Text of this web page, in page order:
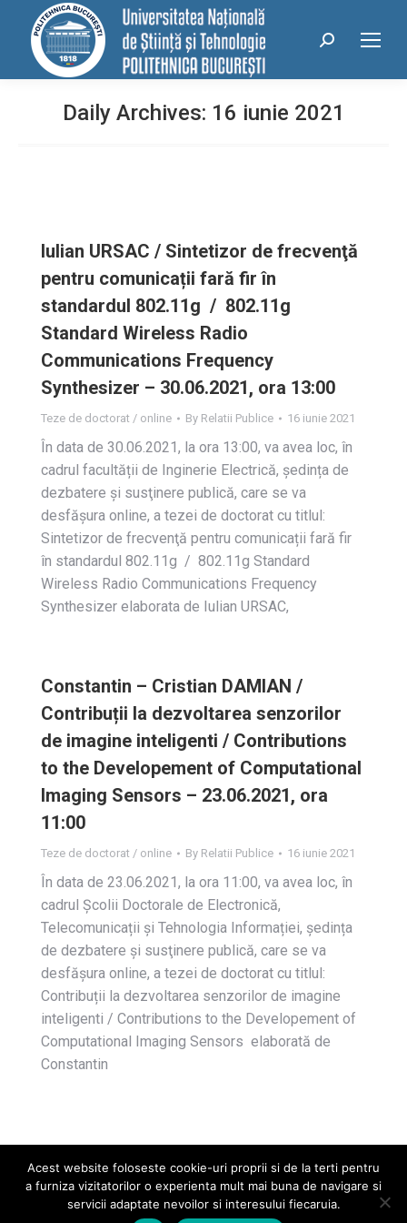
conținut
Search:
Daily Archives: 16 iunie 2021
Iulian URSAC / Sintetizor de frecvenţă
pentru comunicații fară fir în
standardul 802.11g / 802.11g
Standard Wireless Radio
Communications Frequency
Synthesizer – 30.06.2021, ora 13:00
Teze de doctorat / online By Relatii Publice 16 iunie 2021
În data de 30.06.2021, la ora 13:00, va avea loc, în
cadrul facultății de Inginerie Electrică, ședința de
dezbatere și susţinere publică, care se va
desfășura online, a tezei de doctorat cu titlul:
Sintetizor de frecvenţă pentru comunicații fară fir
în standardul 802.11g / 802.11g Standard
Wireless Radio Communications Frequency
Synthesizer elaborata de Iulian URSAC,
Constantin – Cristian DAMIAN /
Contribuții la dezvoltarea senzorilor
de imagine inteligenti / Contributions
to the Developement of Computational
Imaging Sensors – 23.06.2021, ora
11:00
Teze de doctorat / online By Relatii Publice 16 iunie 2021
În data de 23.06.2021, la ora 11:00, va avea loc, în
cadrul Școlii Doctorale de Electronică,
Telecomunicații și Tehnologia Informației, ședința
de dezbatere și susţinere publică, care se va
desfășura online, a tezei de doctorat cu titlul:
Contribuții la dezvoltarea senzorilor de imagine
inteligenti / Contributions to the Developement of
Computational Imaging Sensors elaborată de
Constantin
Acest website foloseste cookie-uri proprii si de la terti pentru
a furniza vizitatorilor o experienta mult mai buna de navigare si
servicii adaptate nevoilor si interesului fiecaruia.